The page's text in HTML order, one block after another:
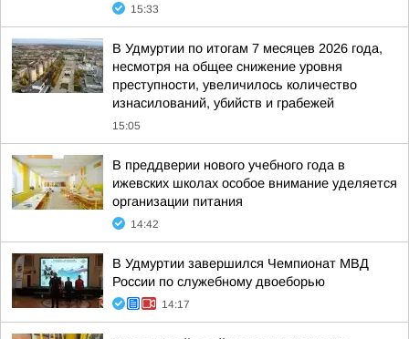
15:33
В Удмуртии по итогам 7 месяцев 2026 года,
несмотря на общее снижение уровня
преступности, увеличилось количество
изнасилований, убийств и грабежей
15:05
В преддверии нового учебного года в
ижевских школах особое внимание уделяется
организации питания
14:42
В Удмуртии завершился Чемпионат МВД
России по служебному двоеборью
14:17